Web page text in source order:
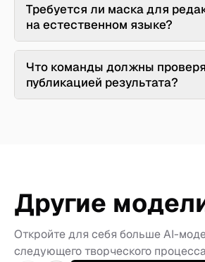
Требуется ли маска для
на естественном языке?
Что команды должны
публикацией результата?
Другие
Откройте для себя больше AI-
следующего творческого